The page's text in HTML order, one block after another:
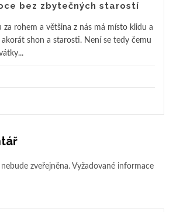
bez zbytečných starostí
za rohem a většina z nás má místo klidu a
shon a starosti. Není se tedy čemu
zveřejněna. Vyžadované informace